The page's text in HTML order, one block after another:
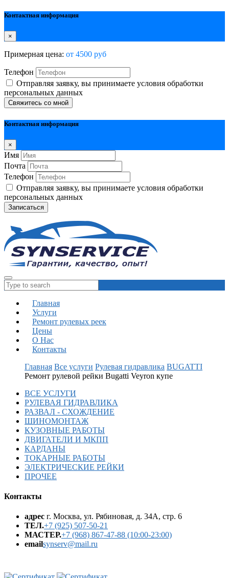
Контактная информация
×
Примерная цена: от 4500 руб
Телефон
Отправляя заявку, вы принимаете условия обработки
персональных данных
Свяжитесь со мной
Контактная информация
×
Имя
Почта
Телефон
Отправляя заявку, вы принимаете условия обработки
персональных данных
Записаться
Главная
Услуги
Ремонт рулевых реек
Цены
О Нас
Контакты
Главная Все услуги Рулевая гидравлика BUGATTI
Ремонт рулевой рейки Bugatti Veyron купе
ВСЕ УСЛУГИ
РУЛЕВАЯ ГИДРАВЛИКА
РАЗВАЛ - СХОЖДЕНИЕ
ШИНОМОНТАЖ
КУЗОВНЫЕ РАБОТЫ
ДВИГАТЕЛИ И МКПП
КАРДАНЫ
ТОКАРНЫЕ РАБОТЫ
ЭЛЕКТРИЧЕСКИЕ РЕЙКИ
ПРОЧЕЕ
Контакты
адрес г. Москва, ул. Рябиновая, д. 34А, стр. 6
ТЕЛ.+7 (925) 507-50-21
МАСТЕР.+7 (968) 867-47-88 (10:00-23:00)
emailsynserv@mail.ru